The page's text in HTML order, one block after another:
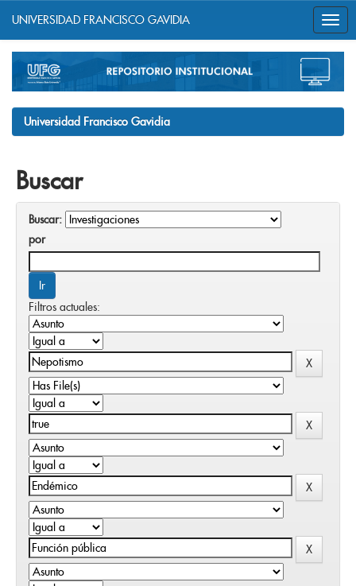
navigation
UNIVERSIDAD FRANCISCO GAVIDIA
Universidad Francisco Gavidia
Buscar
Buscar:
por
Filtros actuales: